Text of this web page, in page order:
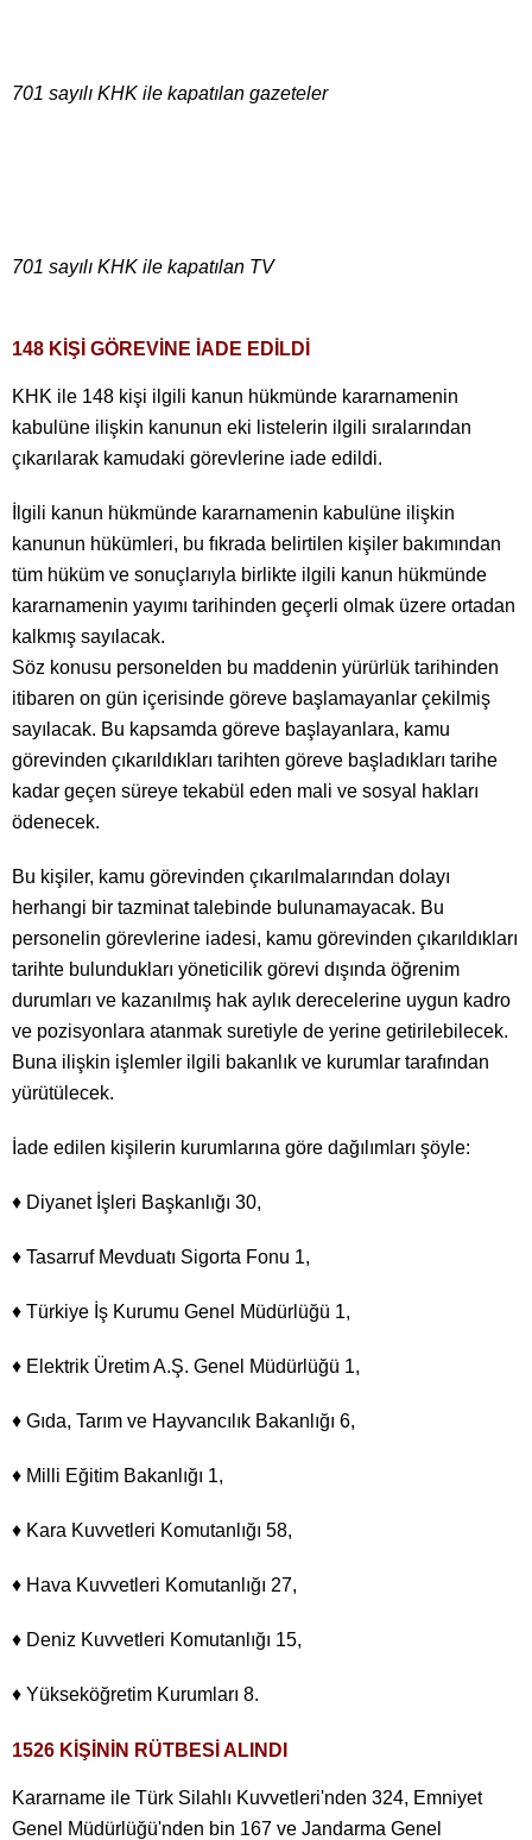
701 sayılı KHK ile kapatılan gazeteler
701 sayılı KHK ile kapatılan TV
148 KİŞİ GÖREVİNE İADE EDİLDİ
KHK ile 148 kişi ilgili kanun hükmünde kararnamenin
kabulüne ilişkin kanunun eki listelerin ilgili sıralarından
çıkarılarak kamudaki görevlerine iade edildi.
İlgili kanun hükmünde kararnamenin kabulüne ilişkin
kanunun hükümleri, bu fıkrada belirtilen kişiler bakımından
tüm hüküm ve sonuçlarıyla birlikte ilgili kanun hükmünde
kararnamenin yayımı tarihinden geçerli olmak üzere ortadan
kalkmış sayılacak.
Söz konusu personelden bu maddenin yürürlük tarihinden
itibaren on gün içerisinde göreve başlamayanlar çekilmiş
sayılacak. Bu kapsamda göreve başlayanlara, kamu
görevinden çıkarıldıkları tarihten göreve başladıkları tarihe
kadar geçen süreye tekabül eden mali ve sosyal hakları
ödenecek.
Bu kişiler, kamu görevinden çıkarılmalarından dolayı
herhangi bir tazminat talebinde bulunamayacak. Bu
personelin görevlerine iadesi, kamu görevinden çıkarıldıkları
tarihte bulundukları yöneticilik görevi dışında öğrenim
durumları ve kazanılmış hak aylık derecelerine uygun kadro
ve pozisyonlara atanmak suretiyle de yerine getirilebilecek.
Buna ilişkin işlemler ilgili bakanlık ve kurumlar tarafından
yürütülecek.
İade edilen kişilerin kurumlarına göre dağılımları şöyle:
♦ Diyanet İşleri Başkanlığı 30,
♦ Tasarruf Mevduatı Sigorta Fonu 1,
♦ Türkiye İş Kurumu Genel Müdürlüğü 1,
♦ Elektrik Üretim A.Ş. Genel Müdürlüğü 1,
♦ Gıda, Tarım ve Hayvancılık Bakanlığı 6,
♦ Milli Eğitim Bakanlığı 1,
♦ Kara Kuvvetleri Komutanlığı 58,
♦ Hava Kuvvetleri Komutanlığı 27,
♦ Deniz Kuvvetleri Komutanlığı 15,
♦ Yükseköğretim Kurumları 8.
1526 KİŞİNİN RÜTBESİ ALINDI
Kararname ile Türk Silahlı Kuvvetleri'nden 324, Emniyet
Genel Müdürlüğü'nden bin 167 ve Jandarma Genel